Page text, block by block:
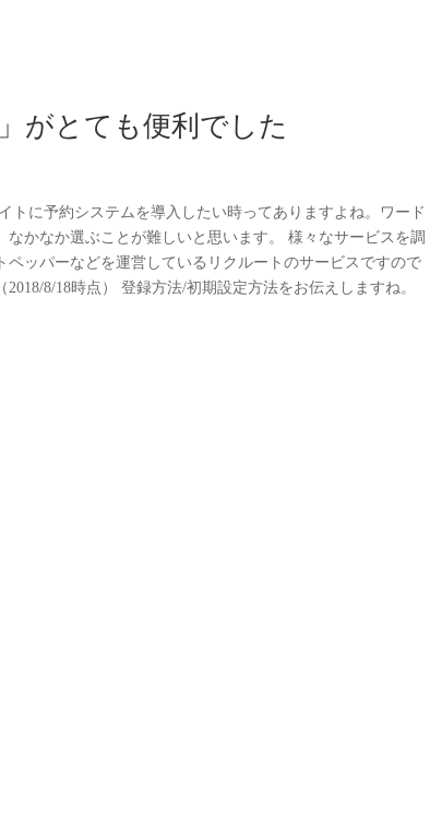
がとても便利でした
に予約システムを導入したい時ってありますよね。ワード
かなか選ぶことが難しいと思います。 様々なサービスを調
ッパーなどを運営しているリクルートのサービスですので
8/18時点） 登録方法/初期設定方法をお伝えしますね。